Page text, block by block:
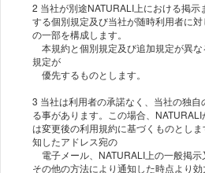
2 当社が別途NATURALI上における掲
する個別規定及び当社が随時利用者に
の一部を構成します。
本規約と個別規定及び追加規定が異
規定が
優先するものとします。
3 当社は利用者の承諾なく、当社の独
る事があります。この場合、
は変更後の利用規約に基づくものとし
知したアドレス宛の
電子メール、NATURALI上の一般掲
その他の方法により通知した時点より効